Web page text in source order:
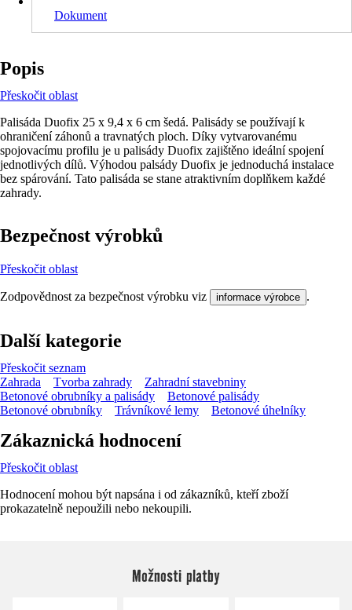
Dokument
Popis
Přeskočit oblast
Palisáda Duofix 25 x 9,4 x 6 cm šedá. Palisády se používají k
ohraničení záhonů a travnatých ploch. Díky vytvarovanému
spojovacímu profilu je u palisády Duofix zajištěno ideální spojení
jednotlivých dílů. Výhodou palsády Duofix je jednoduchá instalace
bez spárování. Tato palisáda se stane atraktivním doplňkem každé
zahrady.
Bezpečnost výrobků
Přeskočit oblast
Zodpovědnost za bezpečnost výrobku viz informace výrobce .
Další kategorie
Přeskočit seznam
Zahrada
Tvorba zahrady
Zahradní stavebniny
Betonové obrubníky a palisády
Betonové palisády
Betonové obrubníky
Trávníkové lemy Betonové úhelníky
Zákaznická hodnocení
Přeskočit oblast
Hodnocení mohou být napsána i od zákazníků, kteří zboží
prokazatelně nepoužili nebo nekoupili.
Možnosti platby